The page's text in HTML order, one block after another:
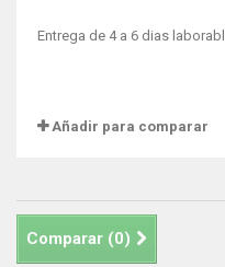
Entrega de 4 a 6 dias
Añadir para comparar
Comparar (0)